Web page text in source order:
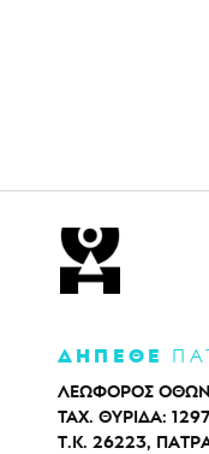
ΔΗΠΕΘΕ
ΛΕΩΦΟΡΟΣ
ΤΑΧ. ΘΥΡΙΔΑ: 1297
Τ.Κ. 26223,